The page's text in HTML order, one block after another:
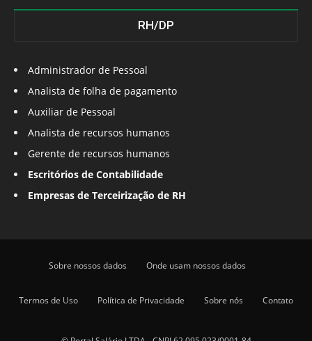
RH/DP
Administrador de Pessoal
Analista de folha de pagamento
Auxiliar de Pessoal
Analista de recursos humanos
Gerente de recursos humanos
Escritórios de Contabilidade
Empresas de Terceirização de RH
Sobre nossos dados Onde usam nossos dados
Termos de Uso Política de Privacidade Sobre nós Contato